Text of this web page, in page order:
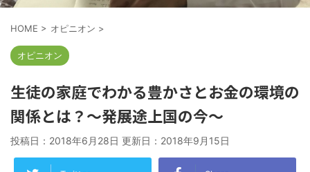
HOME > オピニオン >
オピニオン
生徒の家庭でわかる豊かさとお金の環境の
関係とは？〜発展途上国の今〜
投稿日：2018年6月28日 更新日： 2018年9月15日